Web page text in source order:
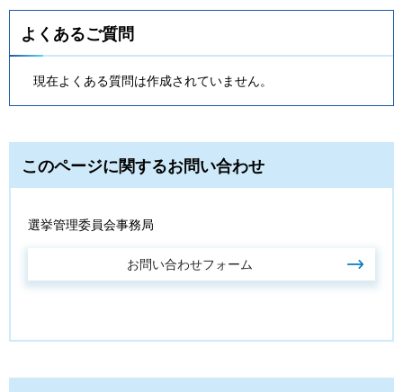
よくあるご質問
現在よくある質問は作成されていません。
このページに関するお問い合わせ
選挙管理委員会事務局